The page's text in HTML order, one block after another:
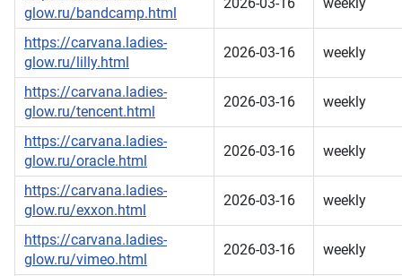
glow.ru/bandcamp.html
https://carvana.ladies-
glow.ru/lilly.html
2026-03-16 weekly
https://carvana.ladies-
glow.ru/tencent.html
2026-03-16 weekly
https://carvana.ladies-
glow.ru/oracle.html
2026-03-16 weekly
https://carvana.ladies-
glow.ru/exxon.html
2026-03-16 weekly
https://carvana.ladies-
glow.ru/vimeo.html
2026-03-16 weekly